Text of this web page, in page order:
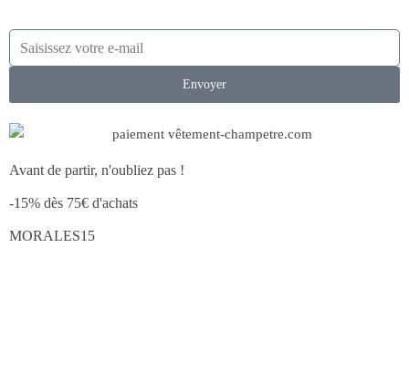
Envoyer
Avant de partir, n'oubliez pas !
-15% dès 75€ d'achats
MORALES15